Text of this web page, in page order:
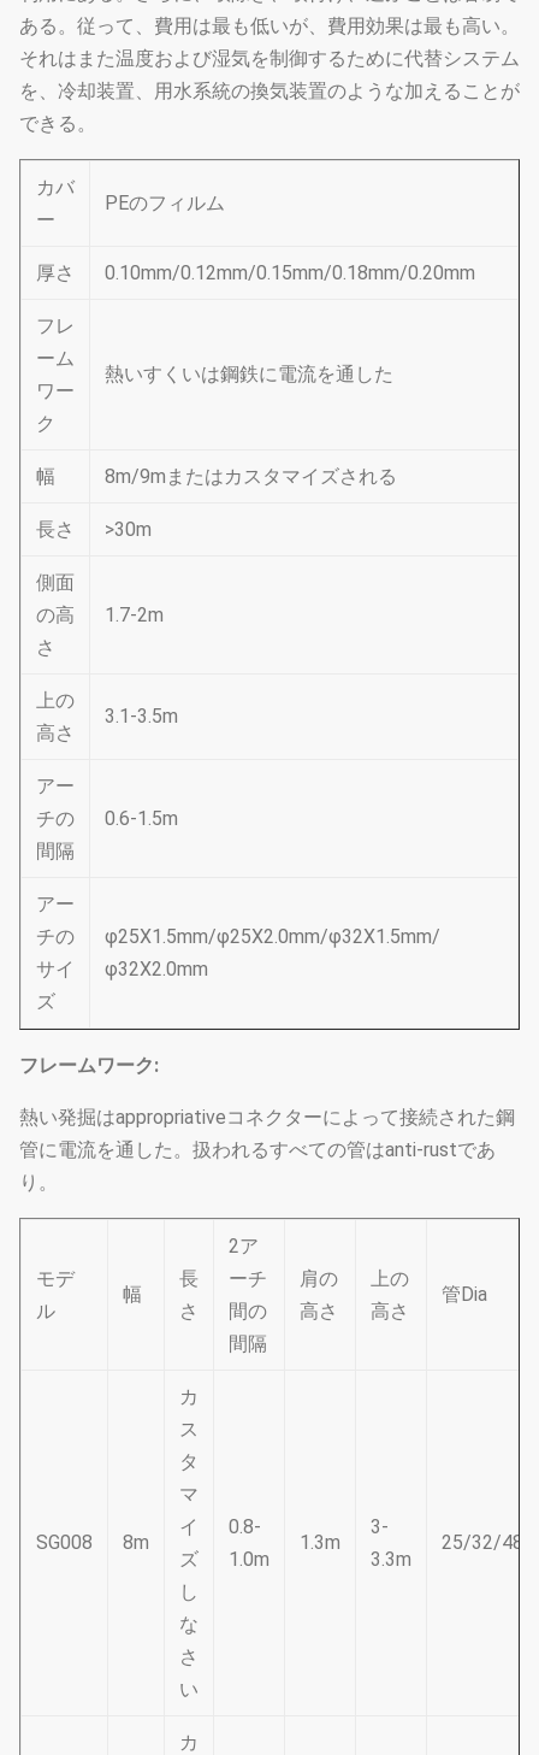
ある。従って、費用は最も低いが、費用効果は最も高い。
それはまた温度および湿気を制御するために代替システム
を、冷却装置、用水系統の換気装置のような加えることが
できる。
カバ
ー
PEのフィルム
厚さ 0.10mm/0.12mm/0.15mm/0.18mm/0.20mm
フレ
ーム
ワー
ク
熱いすくいは鋼鉄に電流を通した
幅 8m/9mまたはカスタマイズされる
長さ >30m
側面
の高
さ
1.7-2m
上の
高さ
3.1-3.5m
アー
チの
間隔
0.6-1.5m
アー
チの
サイ
ズ
φ25X1.5mm/φ25X2.0mm/φ32X1.5mm/
φ32X2.0mm
フレームワーク:
熱い発掘はappropriativeコネクターによって接続された鋼
管に電流を通した。扱われるすべての管はanti-rustであ
り。
モデ
ル
幅
長
さ
2ア
ーチ
間の
間隔
肩の
高さ
上の
高さ
管Dia
SG008 8m
カ
ス
タ
マ
イ
ズ
し
な
さ
い
0.8-
1.0m
1.3m
3-
3.3m
25/32/48/
カ